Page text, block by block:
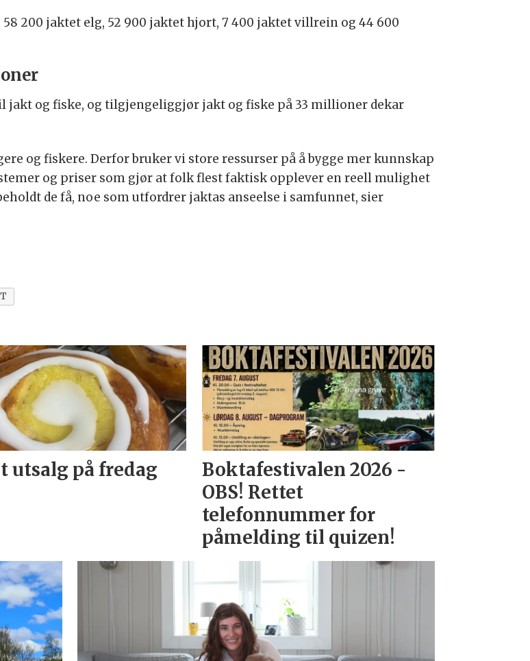
200 jaktet elg, 52 900 jaktet hjort, 7 400 jaktet villrein og 44 600
og fiske, og tilgjengeliggjør jakt og fiske på 33 millioner dekar
og fiskere. Derfor bruker vi store ressurser på å bygge mer kunnskap
og priser som gjør at folk flest faktisk opplever en reell mulighet
de få, noe som utfordrer jaktas anseelse i samfunnet, sier
utsalg på fredag
Boktafestivalen 2026 -
OBS! Rettet
telefonnummer for
påmelding til quizen!